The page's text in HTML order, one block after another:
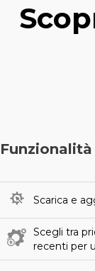
Scarica e
Scegli tra
recenti per